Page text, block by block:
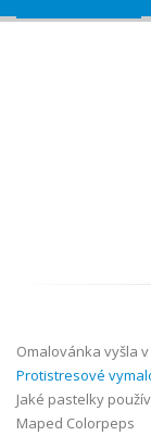
Omalovánka vyšla
Protistresové
Jaké pastelky
Maped Colorpeps